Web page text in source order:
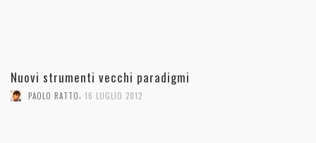
Nuovi strumenti vecchi paradigmi
PAOLO RATTO 16 LUGLIO 2012